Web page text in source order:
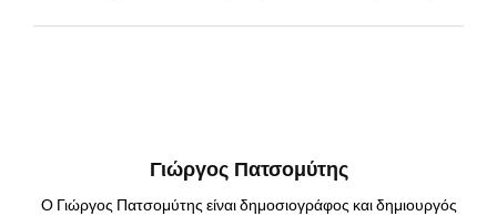
Γιώργος Πατσομύτης
Ο Γιώργος Πατσομύτης είναι δημοσιογράφος και δημιουργός